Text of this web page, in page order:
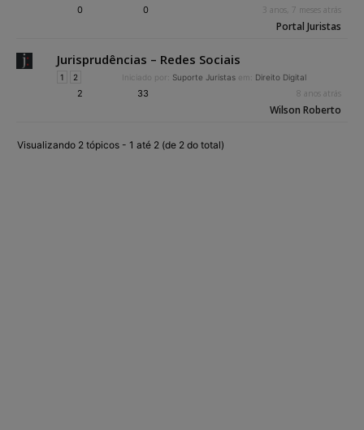
0 0 3 anos, 7 meses atrás
Portal Juristas
Jurisprudências – Redes Sociais
1 2 Iniciado por: Suporte Juristas em: Direito Digital
2 33 8 anos atrás
Wilson Roberto
Visualizando 2 tópicos - 1 até 2 (de 2 do total)